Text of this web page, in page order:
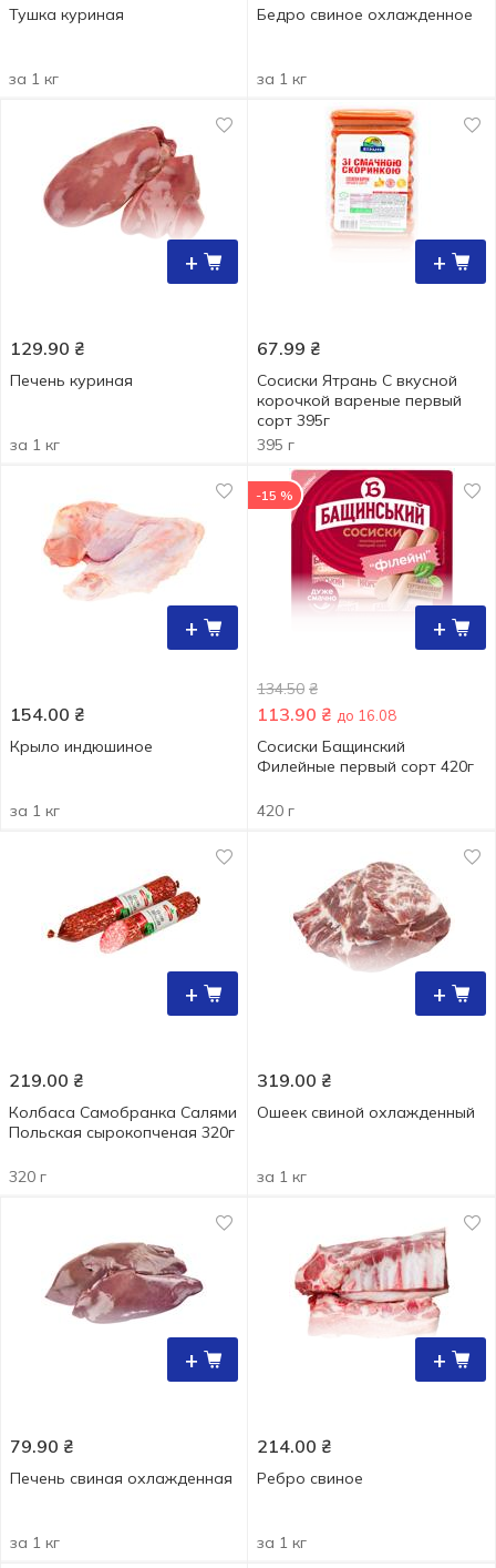
Тушка куриная
за 1 кг
Бедро свиное охлажденное
за 1 кг
+
129.90 ₴
Печень куриная
за 1 кг
+
67.99 ₴
Сосиски Ятрань С вкусной
корочкой вареные первый
сорт 395г
395 г
+
154.00 ₴
Крыло индюшиное
за 1 кг
+
-15 %
134.50 ₴
113.90 ₴ до 16.08
Сосиски Бащинский
Филейные первый сорт 420г
420 г
+
219.00 ₴
Колбаса Самобранка Салями
Польская сырокопченая 320г
320 г
+
319.00 ₴
Ошеек свиной охлажденный
за 1 кг
+
79.90 ₴
Печень свиная охлажденная
за 1 кг
+
214.00 ₴
Ребро свиное
за 1 кг